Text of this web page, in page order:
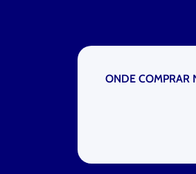
ONDE COMPRAR